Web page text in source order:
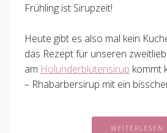
Frühling ist Sirupzeit!
Heute gibt es also mal kein
das Rezept für unseren
am Holunderblütensirup kommt
– Rhabarbersirup mit ein
WEITERLESEN